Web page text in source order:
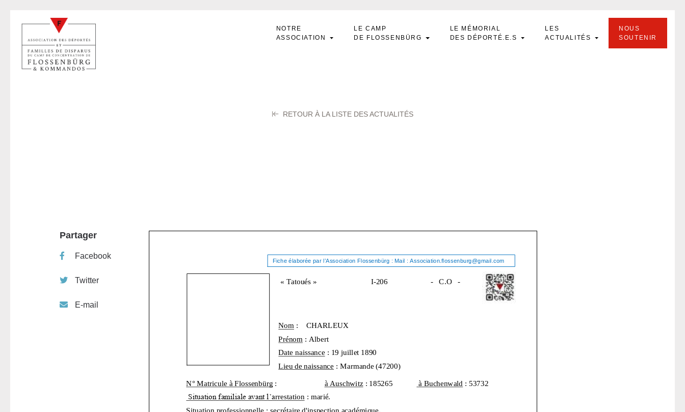
NOTRE
ASSOCIATION
LE CAMP
DE FLOSSENBÜRG
LE MÉMORIAL
DES DÉPORTÉ.E.S
LES
ACTUALITÉS
NOUS
SOUTENIR
RETOUR À LA LISTE DES ACTUALITÉS
Partager
Facebook
Twitter
E-mail